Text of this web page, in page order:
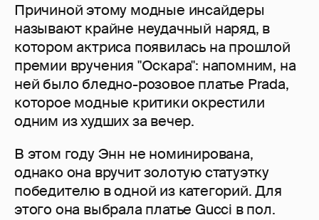
Причиной этому модные инсайдеры
называют крайне неудачный наряд, в
котором актриса появилась на прошлой
премии вручения "Оскара": напомним, на
ней было бледно-розовое платье Prada,
которое модные критики окрестили
одним из худших за вечер.
В этом году Энн не номинирована,
однако она вручит золотую статуэтку
победителю в одной из категорий. Для
этого она выбрала платье Gucci в пол.